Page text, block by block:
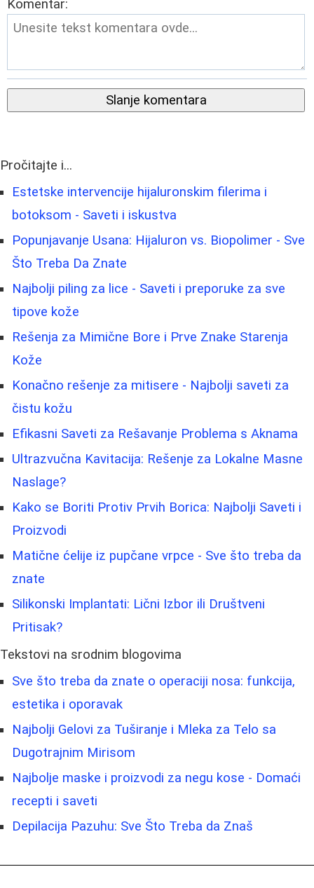
Komentar:
Slanje komentara
Pročitajte i...
Estetske intervencije hijaluronskim filerima i
botoksom - Saveti i iskustva
Popunjavanje Usana: Hijaluron vs. Biopolimer - Sve
Što Treba Da Znate
Najbolji piling za lice - Saveti i preporuke za sve
tipove kože
Rešenja za Mimične Bore i Prve Znake Starenja
Kože
Konačno rešenje za mitisere - Najbolji saveti za
čistu kožu
Efikasni Saveti za Rešavanje Problema s Aknama
Ultrazvučna Kavitacija: Rešenje za Lokalne Masne
Naslage?
Kako se Boriti Protiv Prvih Borica: Najbolji Saveti i
Proizvodi
Matične ćelije iz pupčane vrpce - Sve što treba da
znate
Silikonski Implantati: Lični Izbor ili Društveni
Pritisak?
Tekstovi na srodnim blogovima
Sve što treba da znate o operaciji nosa: funkcija,
estetika i oporavak
Najbolji Gelovi za Tuširanje i Mleka za Telo sa
Dugotrajnim Mirisom
Najbolje maske i proizvodi za negu kose - Domaći
recepti i saveti
Depilacija Pazuhu: Sve Što Treba da Znaš